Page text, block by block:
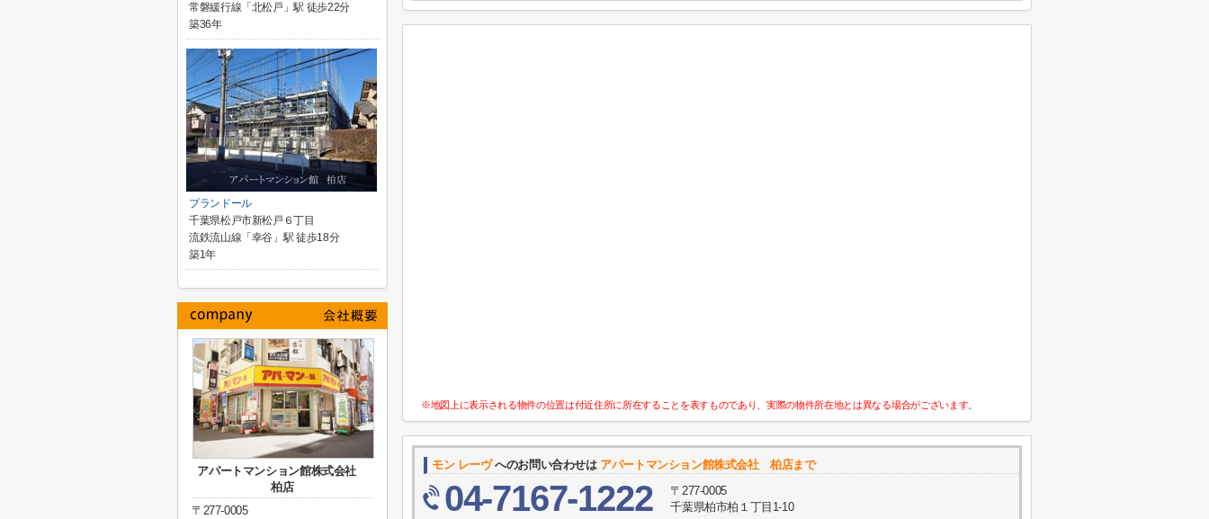
※地図上に表示される物件の位置は付近住所に所在することを表すものであり、実際の物件所在地とは異なる場合がございます。
モン レーヴへのお問い合わせは アパートマンション館株式会社 柏店まで
04-7167-1222
〒277-0005
千葉県柏市柏１丁目1-10
常磐緩行線「北松戸」駅 徒歩22分
築36年
プランドール
千葉県松戸市新松戸６丁目
流鉄流山線「幸谷」駅 徒歩18分
築1年
アパートマンション館株式会社
柏店
〒277-0005